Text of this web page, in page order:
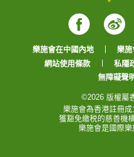
樂施會在中國內地 樂施
網站使用條款
私隱
無障礙聲
©2026 版權屬
樂施會為香港註冊
獲豁免繳税的慈善機
樂施會是國際